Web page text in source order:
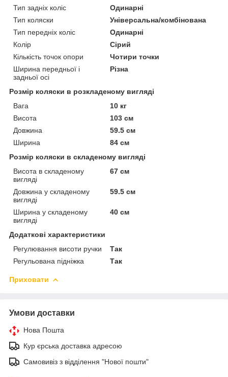
Тип задніх коліс
Одинарні
Тип коляски
Універсальна/комбінована
Тип передніх коліс
Одинарні
Колір
Сірий
Кількість точок опори
Чотири точки
Ширина передньої і
задньої осі
Різна
Розмір коляски в розкладеному вигляді
Вага
10 кг
Висота
103 см
Довжина
59.5 см
Ширина
84 см
Розмір коляски в складеному вигляді
Висота в складеному
вигляді
67 см
Довжина у складеному
вигляді
59.5 см
Ширина у складеному
вигляді
40 см
Додаткові характеристики
Регулювання висоти ручки
Так
Регульована підніжка
Так
Приховати
Умови доставки
Нова Пошта
Кур єрська доставка адресою
Самовивіз з відділення "Нової пошти"